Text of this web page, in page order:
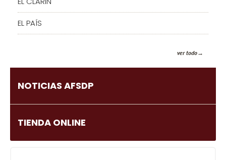
EL PAÍS
ver todo
NOTICIAS AFSDP
TIENDA ONLINE